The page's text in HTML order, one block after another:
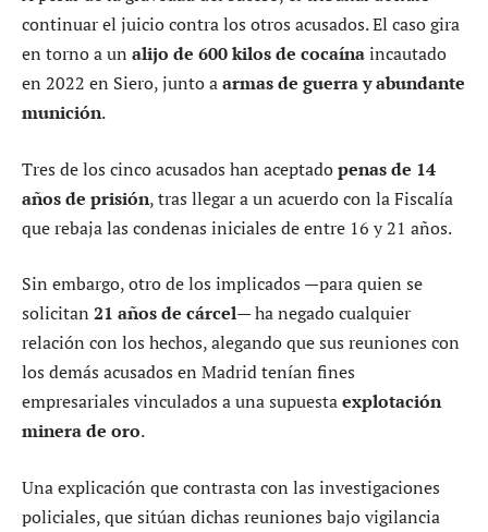
continuar el juicio contra los otros acusados. El caso gira
en torno a un alijo de 600 kilos de cocaínaincautado
en 2022 en Siero, junto aarmas de guerra y abundante
munición.
Tres de los cinco acusados han aceptadopenas de 14
años de prisión, tras llegar a un acuerdo con la Fiscalía
que rebaja las condenas iniciales de entre 16 y 21 años.
Sin embargo, otro de los implicados —para quien se
solicitan 21 años de cárcel— ha negado cualquier
relación con los hechos, alegando que sus reuniones con
los demás acusados en Madrid tenían fines
empresariales vinculados a una supuestaexplotación
minera de oro.
Una explicación que contrasta con las investigaciones
policiales, que sitúan dichas reuniones bajo vigilancia